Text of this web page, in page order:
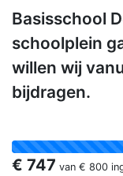
Basisschool
schoolplein
willen wij
bijdragen.
€ 747 van € 800